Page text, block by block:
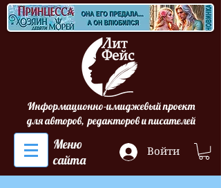
Информационно-имиджевый проект
для авторов, редакторов и писателей
Меню
сайта
Войти